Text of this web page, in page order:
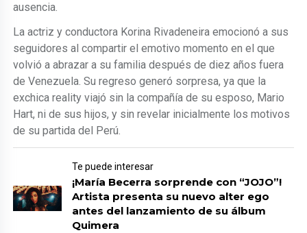
ausencia.
La actriz y conductora Korina Rivadeneira emocionó a sus
seguidores al compartir el emotivo momento en el que
volvió a abrazar a su familia después de diez años fuera
de Venezuela. Su regreso generó sorpresa, ya que la
exchica reality viajó sin la compañía de su esposo, Mario
Hart, ni de sus hijos, y sin revelar inicialmente los motivos
de su partida del Perú.
Te puede interesar
¡María Becerra sorprende con “JOJO”!
Artista presenta su nuevo alter ego
antes del lanzamiento de su álbum
Quimera